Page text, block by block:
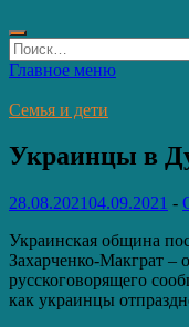
Найти:
Главное меню
Семья и дети
Украинцы в
28.08.202104.09.2021 -
Украинская община
Захарченко-Макграт –
русскоговорящего
как украинцы